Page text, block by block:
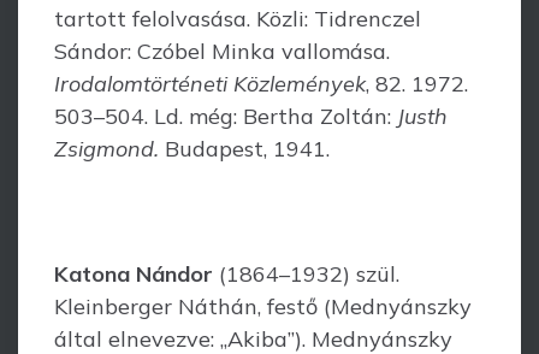
tartott felolvasása. Közli: Tidrenczel
Sándor: Czóbel Minka vallomása.
Irodalom­történeti Közlemények, 82. 1972.
503–504. Ld. még: Bertha Zoltán: Justh
Zsigmond. Budapest, 1941.
Katona Nándor (1864–1932) szül.
Kleinberger Náthán, festő (Mednyánszky
által elnevezve: „Akiba”). Mednyánszky